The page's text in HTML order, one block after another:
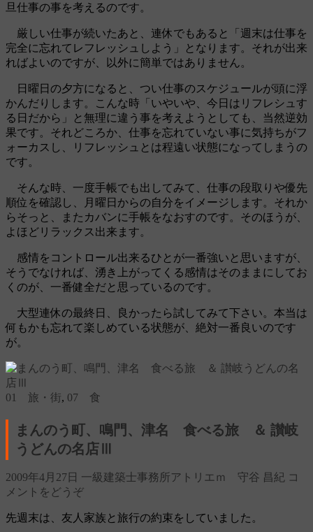
旦仕事の事を考えるのです。
厳しい仕事が続いたあと、連休でもあると「週末は仕事を
完全に忘れてレフレッシュしよう」となります。それが出来
ればよいのですが、以外に簡単ではありません。
日曜日の夕方になると、つい仕事のスケジュールが頭に浮
かんだりします。こんな時「いやいや、今日はリフレシュす
る日だから」と無理に違う事を考えようとしても、当然逆効
果です。それどころか、仕事を忘れていない事に気持ちがフ
ォーカスし、リフレッシュとは程遠い状態になってしまうの
です。
そんな時、一度手帳でも出してみて、仕事の段取りや優先
順位を確認し、月曜日からの自分をイメージします。それか
らそっと、またカバンに手帳をなおすのです。そのほうが、
よほどリラックス出来ます。
感情をコントロール出来るひとが一番強いと思いますが、
そうでなければ、湧き上がってくる感情はそのままにしてお
くのが、一番健全だと思っているのです。
大型連休の最終日、良かったら試してみて下さい。本当は
何もかも忘れて楽しめている状態が、絶対一番良いのです
が。
01 旅・街, 07 食
まんのう町、鳴門、津名 食べる旅 ＆ 讃岐
うどんの名店Ⅲ
2009年4月27日 一級建築士事務所アトリエｍ 守谷 昌紀 コ
メントをどうぞ
先週末は、友人家族と旅行の約束をしていました。